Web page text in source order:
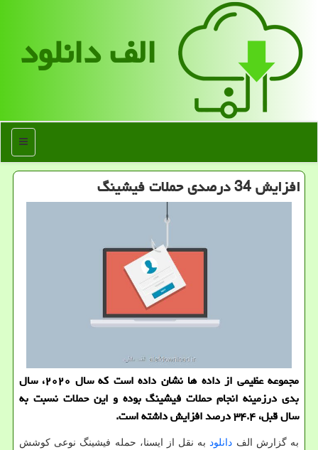
الف دانلود
منو
افزایش 34 درصدی حملات فیشینگ
مجموعه عظیمی از داده ها نشان داده است که سال ۲۰۲۰، سال
بدی درزمینه انجام حملات فیشینگ بوده و این حملات نسبت به
سال قبل، ۳۴.۴ درصد افزایش داشته است.
به گزارش الف دانلود به نقل از ایسنا، حمله فیشینگ نوعی کوشش